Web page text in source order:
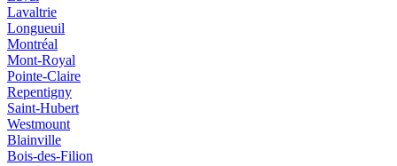
Lavaltrie
Longueuil
Montréal
Mont-Royal
Pointe-Claire
Repentigny
Saint-Hubert
Westmount
Blainville
Bois-des-Filion